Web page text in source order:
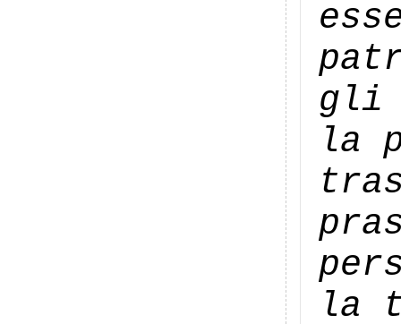
gli
la
la